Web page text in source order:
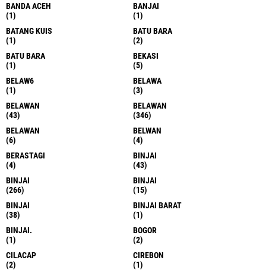
BANDA ACEH
(1)
BANJAI
(1)
BATANG KUIS
(1)
BATU BARA
(2)
BATU BARA
(1)
BEKASI
(5)
BELAW6
(1)
BELAWA
(3)
BELAWAN
(43)
BELAWAN
(346)
BELAWAN
(6)
BELWAN
(4)
BERASTAGI
(4)
BINJAI
(43)
BINJAI
(266)
BINJAI
(15)
BINJAI
(38)
BINJAI BARAT
(1)
BINJAI.
(1)
BOGOR
(2)
CILACAP
(2)
CIREBON
(1)